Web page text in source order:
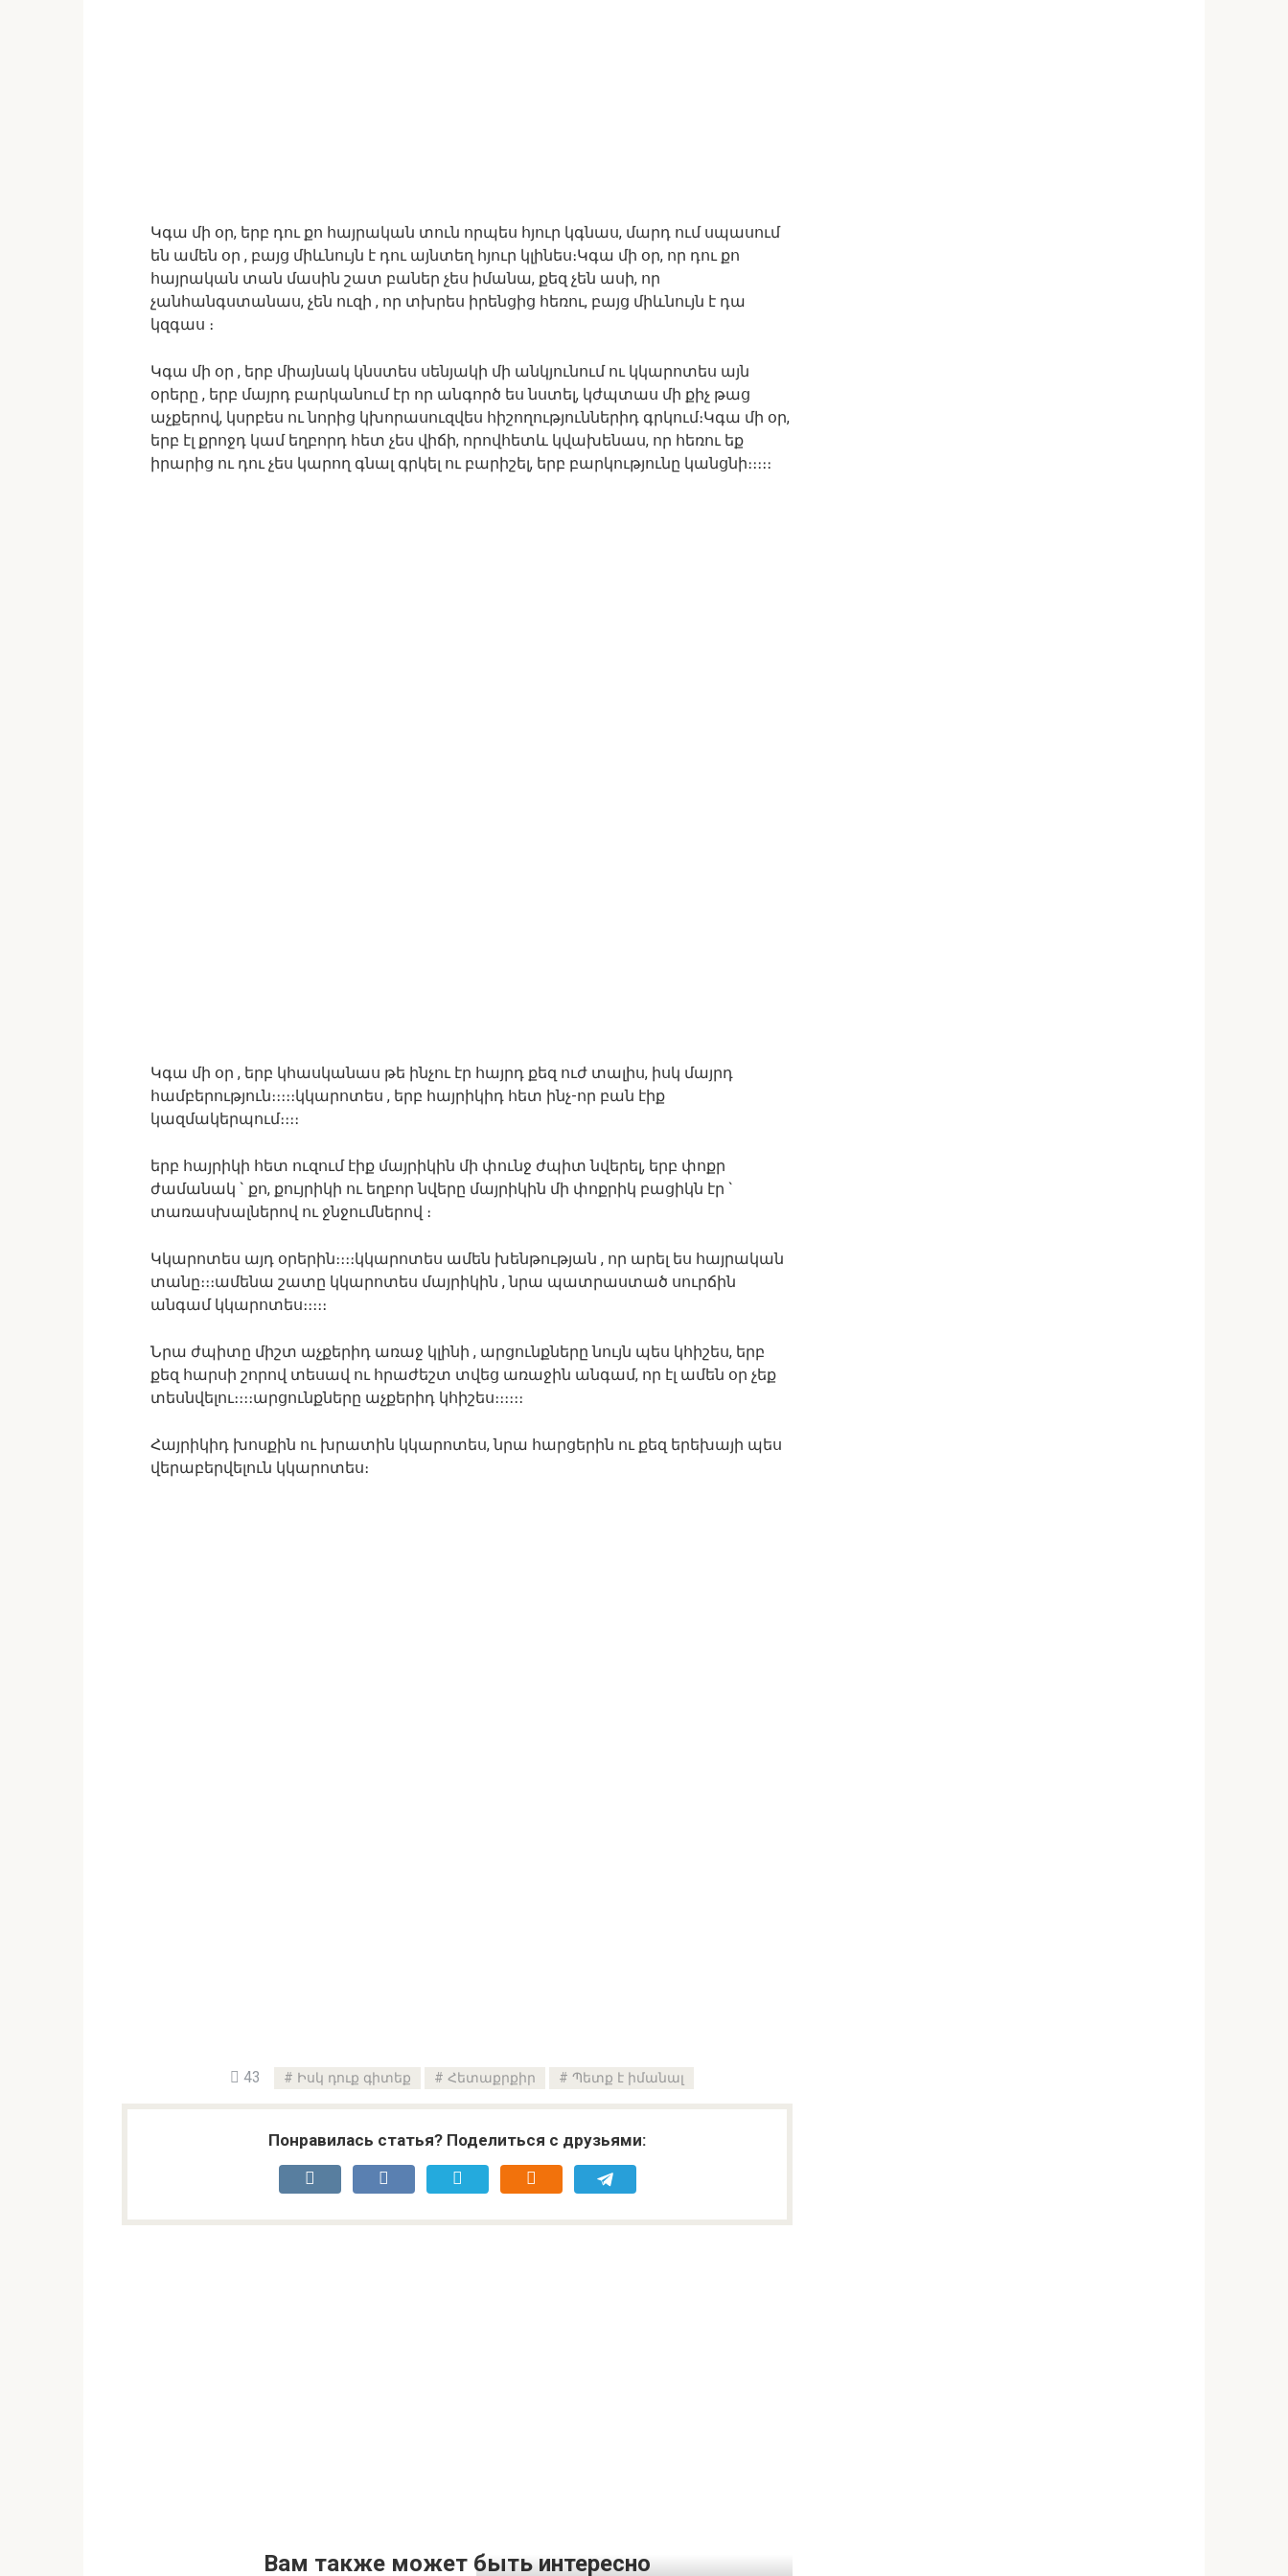
Կգա մի օր, երբ դու քո հայրական տուն որպես հյուր կգնաս, մարդ ում սպասում
են ամեն օր , բայց միևնույն է դու այնտեղ հյուր կլինես։Կգա մի օր, որ դու քո
հայրական տան մասին շատ բաներ չես իմանա, քեզ չեն ասի, որ
չանհանգստանաս, չեն ուզի , որ տխրես իրենցից հեռու, բայց միևնույն է դա
կզգաս ։
Կգա մի օր , երբ միայնակ կնստես սենյակի մի անկյունում ու կկարոտես այն
օրերը , երբ մայրդ բարկանում էր որ անգործ ես նստել, կժպտաս մի քիչ թաց
աչքերով, կսրբես ու նորից կխորասուզվես հիշողություններիդ գրկում։Կգա մի օր,
երբ էլ քրոջդ կամ եղբորդ հետ չես վիճի, որովհետև կվախենաս, որ հեռու եք
իրարից ու դու չես կարող գնալ գրկել ու բարիշել, երբ բարկությունը կանցնի։։։։։
Կգա մի օր , երբ կհասկանաս թե ինչու էր հայրդ քեզ ուժ տալիս, իսկ մայրդ
համբերություն։։։։։կկարոտես , երբ հայրիկիդ հետ ինչ-որ բան էիք
կազմակերպում։։։։
երբ հայրիկի հետ ուզում էիք մայրիկին մի փունջ ժպիտ նվերել, երբ փոքր
ժամանակ ` քո, քույրիկի ու եղբոր նվերը մայրիկին մի փոքրիկ բացիկն էր `
տառասխալներով ու ջնջումներով ։
Կկարոտես այդ օրերին։։։։կկարոտես ամեն խենթության , որ արել ես հայրական
տանը։։։ամենա շատը կկարոտես մայրիկին , նրա պատրաստած սուրճին
անգամ կկարոտես։։։։։
Նրա ժպիտը միշտ աչքերիդ առաջ կլինի , արցունքները նույն պես կհիշես, երբ
քեզ հարսի շորով տեսավ ու հրաժեշտ տվեց առաջին անգամ, որ էլ ամեն օր չեք
տեսնվելու։։։։արցունքները աչքերիդ կհիշես։։։։։։
Հայրիկիդ խոսքին ու խրատին կկարոտես, նրա հարցերին ու քեզ երեխայի պես
վերաբերվելուն կկարոտես։
43 Իսկ դուք գիտեք Հետաքրքիր Պետք է իմանալ
Понравилась статья? Поделиться с друзьями:
Вам также может быть интересно